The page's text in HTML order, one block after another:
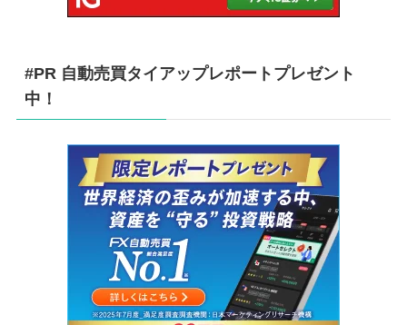
#PR 自動売買タイアップレポートプレゼント
中！